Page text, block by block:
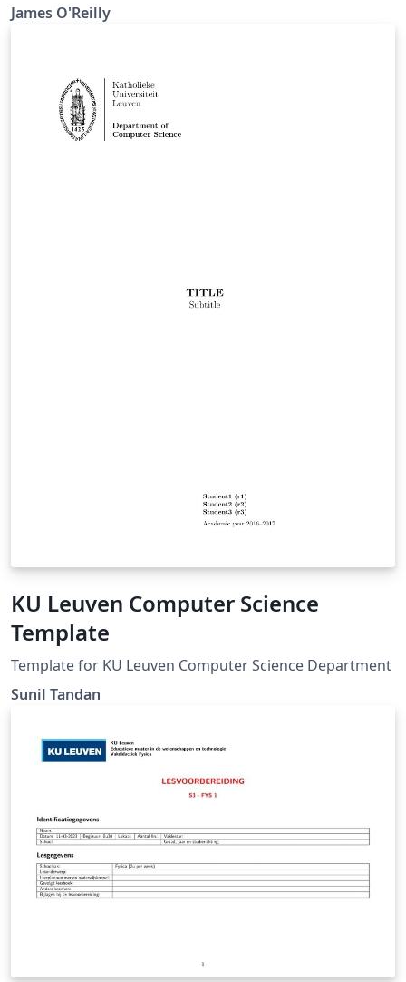
James O'Reilly
KU Leuven Computer Science
Template
Template for KU Leuven Computer Science Department
Sunil Tandan